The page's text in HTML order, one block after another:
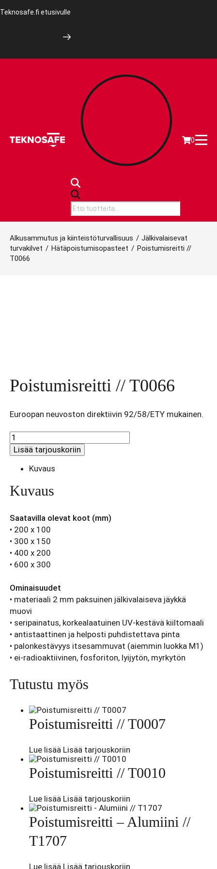
Teknosafe.fi etusivulle
search
0
Alkusammutus ja kiinteistöturvallisuus / Jälkivalaisevat
turvakilvet / Hätäpoistumisopasteet / Poistumisreitti //
T0066
Poistumisreitti // T0066
Euroopan neuvoston direktiivin 92/58/ETY mukainen.
Poistumisreitti
//
T0066
Lisää tarjouskoriin
Kuvaus
Kuvaus
Saatavilla olevat koot (mm)
• 200 x 100
• 300 x 150
• 400 x 200
• 600 x 300
Ominaisuudet
• materiaali 2 mm paksuinen jälkivalaiseva jäykkä
muovi
• seripainatus, korkealaatuinen UV-kestävä kiiltomaali
• antistaattinen ja helposti puhdistettava pinta
• palonkestävyys itsesammuvat (aiemmin luokka M1)
• ei-radioaktiivinen, fosforiton, lyijytön, myrkytön
Tutustu myös
Poistumisreitti // T0007
Lue lisää Lisää tarjouskoriin
Poistumisreitti // T0010
Lue lisää Lisää tarjouskoriin
Poistumisreitti – Alumiini //
T1707
Lue lisää Lisää tarjouskoriin